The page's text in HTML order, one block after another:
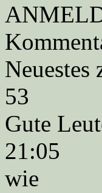
Neuestes
53
Gute
21:05
wie